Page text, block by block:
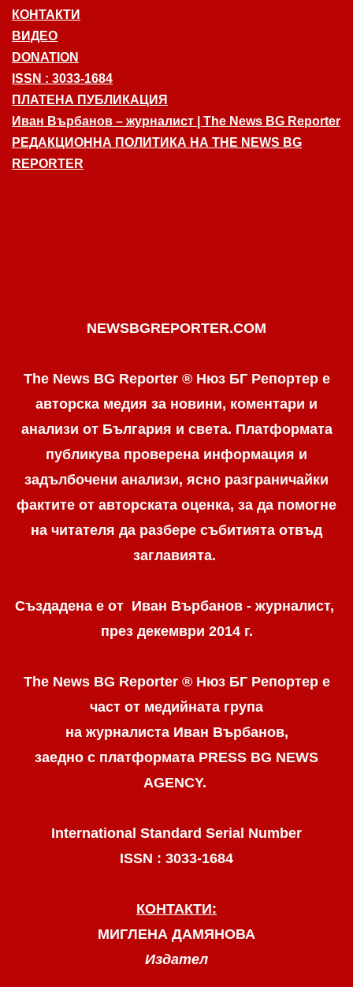
КОНТАКТИ
ВИДЕО
DONATION
ISSN : 3033-1684
ПЛАТЕНА ПУБЛИКАЦИЯ
Иван Върбанов – журналист | The News BG Reporter
РЕДАКЦИОННА ПОЛИТИКА НА THE NEWS BG
REPORTER
NEWSBGREPORTER.COM
The News BG Reporter ® Нюз БГ Репортер е
авторска медия за новини, коментари и
анализи от България и света. Платформата
публикува проверена информация и
задълбочени анализи, ясно разграничaйки
фактите от авторската оценка, за да помогне
на читателя да разбере събитията отвъд
заглавията.
Създадена е от Иван Върбанов - журналист,
през декември 2014 г.
The News BG Reporter ® Нюз БГ Репортере
част от медийната група
на журналиста Иван Върбанов,
заедно с платформата PRESS BG NEWS
AGENCY.
International Standard Serial Number
ISSN : 3033-1684
КОНТАКТИ:
МИГЛЕНА ДАМЯНОВА
Издател